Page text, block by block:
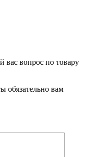
вопрос по товару
обязательно вам